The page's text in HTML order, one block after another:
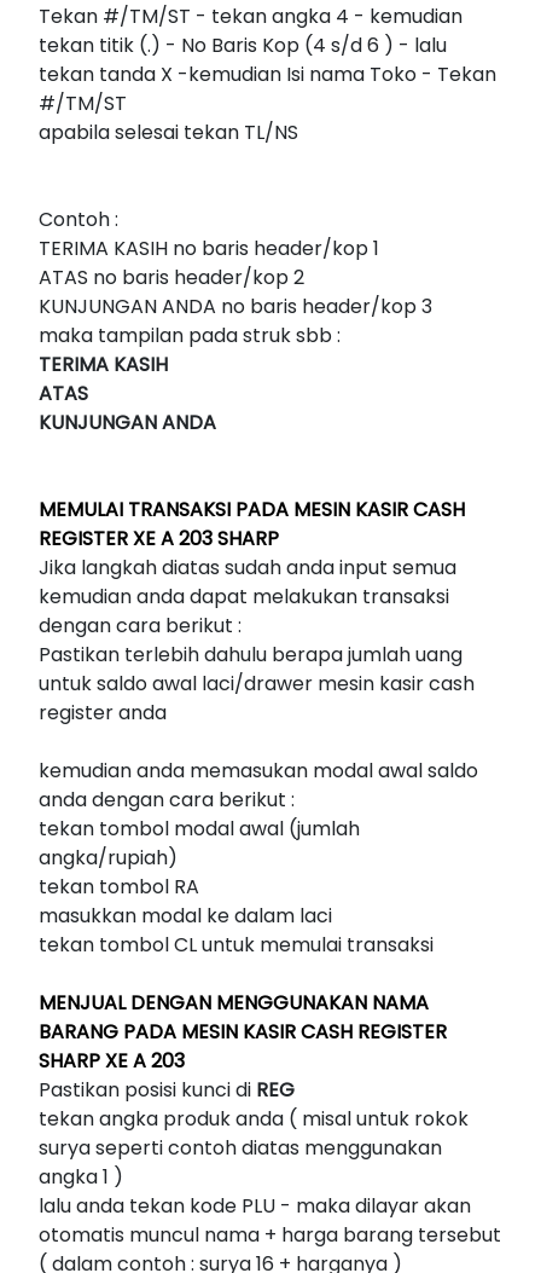
Tekan #/TM/ST - tekan angka 4 - kemudian
tekan titik (.) - No Baris Kop (4 s/d 6 ) - lalu
tekan tanda X -kemudian Isi nama Toko - Tekan
#/TM/ST
apabila selesai tekan TL/NS
Contoh :
TERIMA KASIH no baris header/kop 1
ATAS no baris header/kop 2
KUNJUNGAN ANDA no baris header/kop 3
maka tampilan pada struk sbb :
TERIMA KASIH
ATAS
KUNJUNGAN ANDA
MEMULAI TRANSAKSI PADA MESIN KASIR CASH
REGISTER XE A 203 SHARP
Jika langkah diatas sudah anda input semua
kemudian anda dapat melakukan transaksi
dengan cara berikut :
Pastikan terlebih dahulu berapa jumlah uang
untuk saldo awal laci/drawer mesin kasir cash
register anda
kemudian anda memasukan modal awal saldo
anda dengan cara berikut :
tekan tombol modal awal (jumlah
angka/rupiah)
tekan tombol RA
masukkan modal ke dalam laci
tekan tombol CL untuk memulai transaksi
MENJUAL DENGAN MENGGUNAKAN NAMA
BARANG PADA MESIN KASIR CASH REGISTER
SHARP XE A 203
Pastikan posisi kunci di REG
tekan angka produk anda ( misal untuk rokok
surya seperti contoh diatas menggunakan
angka 1 )
lalu anda tekan kode PLU - maka dilayar akan
otomatis muncul nama + harga barang tersebut
( dalam contoh : surya 16 + harganya )